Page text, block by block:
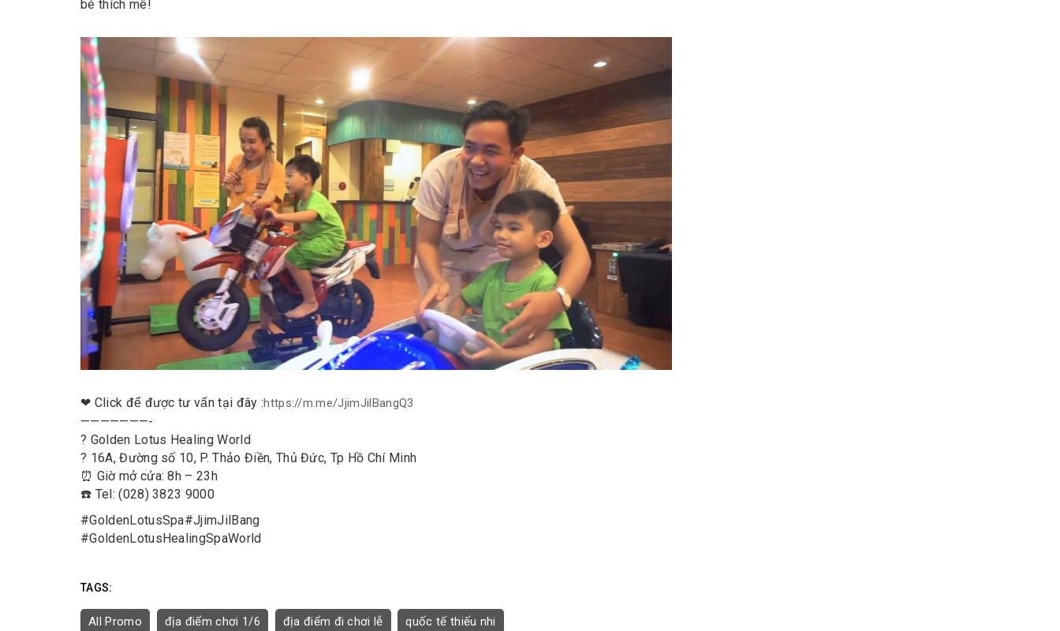
bé thích mê!
❤ Click để được tư vấn tại đây :https://m.me/JjimJilBangQ3
———————-
? Golden Lotus Healing World
? 16A, Đường số 10, P. Thảo Điền, Thủ Đức, Tp Hồ Chí Minh
⏰ Giờ mở cửa: 8h – 23h
☎️ Tel: (028) 3823 9000
#GoldenLotusSpa#JjimJilBang
#GoldenLotusHealingSpaWorld
TAGS:
All Promo địa điểm chơi 1/6 địa điểm đi chơi lễ quốc tế thiếu nhi